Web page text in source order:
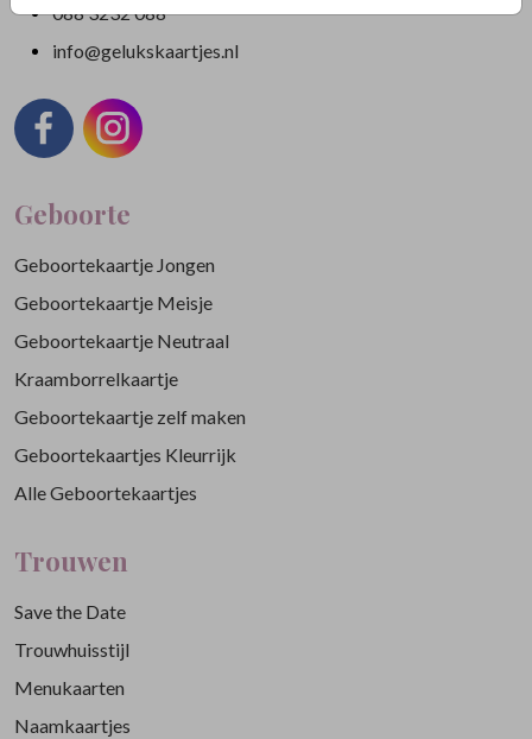
088 3232 088
info@gelukskaartjes.nl
Geboorte
Geboortekaartje Jongen
Geboortekaartje Meisje
Geboortekaartje Neutraal
Kraamborrelkaartje
Geboortekaartje zelf maken
Geboortekaartjes Kleurrijk
Alle Geboortekaartjes
Trouwen
Save the Date
Trouwhuisstijl
Menukaarten
Naamkaartjes